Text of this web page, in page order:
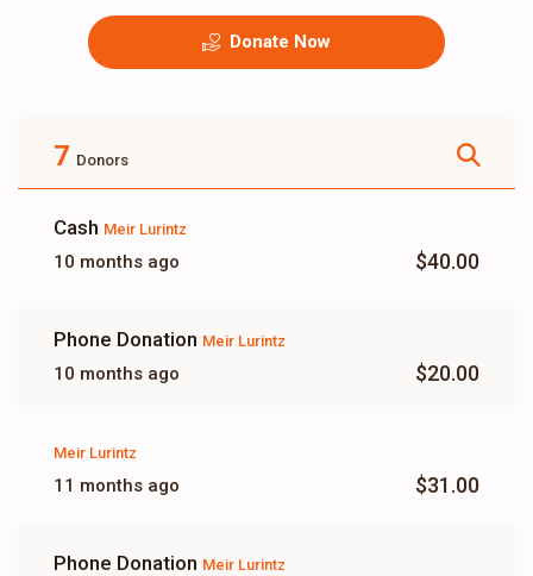
Donate Now
7 Donors
Cash Meir Lurintz
10 months ago $40.00
Phone Donation Meir Lurintz
10 months ago $20.00
Meir Lurintz
11 months ago $31.00
Phone Donation Meir Lurintz